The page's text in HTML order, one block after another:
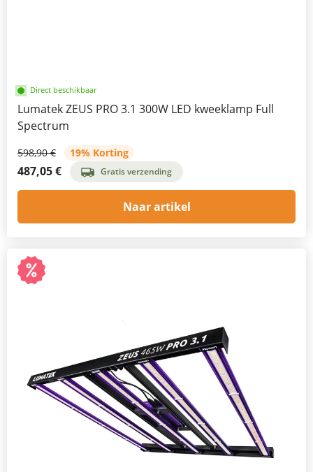
Direct beschikbaar
Lumatek ZEUS PRO 3.1 300W LED kweeklamp Full
Spectrum
598,90 € 19% Korting
487,05 € Gratis verzending
Naar artikel